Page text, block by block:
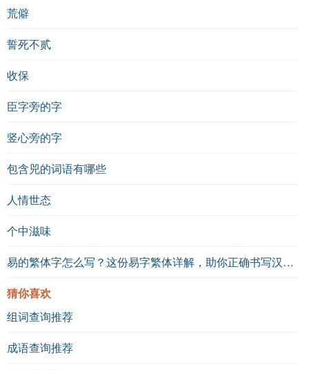
荒僻
誓死不贰
收保
臣字旁的字
竖心旁的字
包含兕的词语有哪些
人情世态
个中滋味
易的繁体字怎么写？这份易字繁体详解，助你正确书写汉字_汉字繁体学习
猜你喜欢
组词查询推荐
成语查询推荐